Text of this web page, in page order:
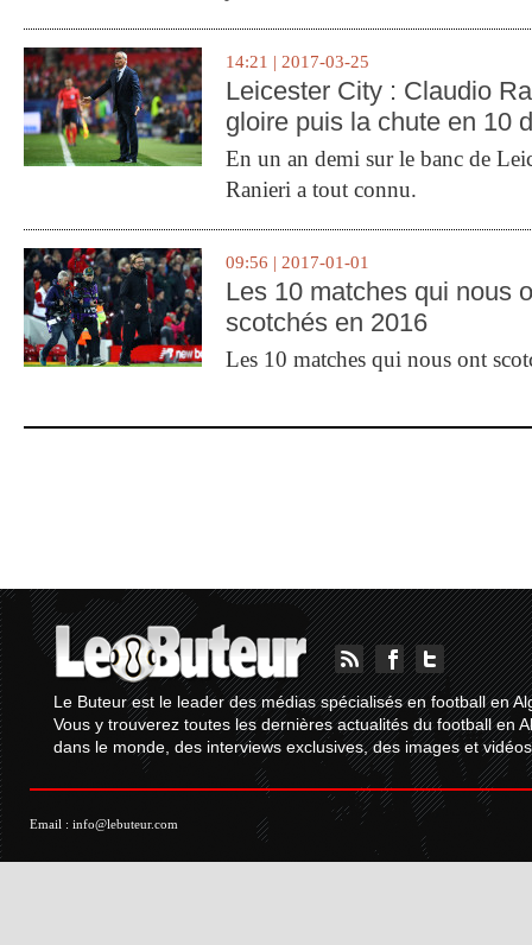
14:21 | 2017-03-25
Leicester City : Claudio
gloire puis la chute en 10
En un an demi sur le banc de
Ranieri a tout connu.
09:56 | 2017-01-01
Les 10 matches qui nous
scotchés en 2016
Les 10 matches qui nous ont
Le Buteur est le leader des médias spécialisés en football en
Vous y trouverez toutes les dernières actualités du football en
dans le monde, des interviews exclusives, des images et
Email : info@lebuteur.com